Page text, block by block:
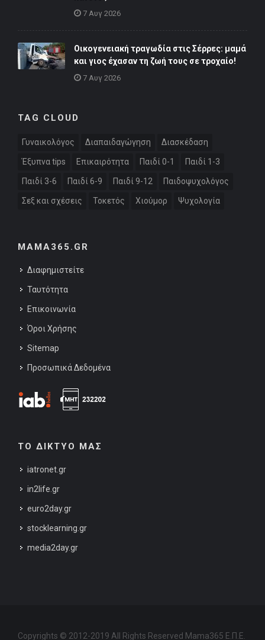
7 Αυγ 2026
Οικογενειακή τραγωδία στις Σέρρες: μαμά
και γιος έχασαν τη ζωή τους σε τροχαίο!
7 Αυγ 2026
TAG CLOUD
Γυναικολόγος Διαπαιδαγώγηση Διασκέδαση
Έξυπνα tips Επικαιρότητα Παιδί 0-1 Παιδί 1-3
Παιδί 3-6 Παιδί 6-9 Παιδί 9-12 Παιδοψυχολόγος
Σεξ και σχέσεις Τοκετός Χιούμορ Ψυχολογία
MAMA365.GR
Διαφημιστείτε
Ταυτότητα
Επικοινωνία
Όροι Χρήσης
Sitemap
Προσωπικά Δεδομένα
ΤΟ ΔΙΚΤΥΟ ΜΑΣ
iatronet.gr
in2life.gr
euro2day.gr
stocklearning.gr
media2day.gr
Copyrights © 2012-2019 All Rights Reserved Mama365 Ε.Π.Ε.